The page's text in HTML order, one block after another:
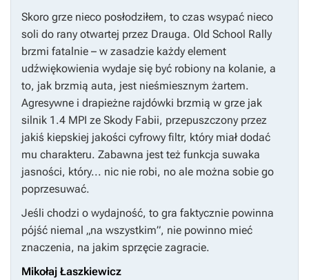
Skoro grze nieco posłodziłem, to czas wsypać nieco
soli do rany otwartej przez Drauga. Old School Rally
brzmi fatalnie – w zasadzie każdy element
udźwiękowienia wydaje się być robiony na kolanie, a
to, jak brzmią auta, jest nieśmiesznym żartem.
Agresywne i drapieżne rajdówki brzmią w grze jak
silnik 1.4 MPI ze Skody Fabii, przepuszczony przez
jakiś kiepskiej jakości cyfrowy filtr, który miał dodać
mu charakteru. Zabawna jest też funkcja suwaka
jasności, który... nic nie robi, no ale można sobie go
poprzesuwać.
Jeśli chodzi o wydajność, to gra faktycznie powinna
pójść niemal „na wszystkim”, nie powinno mieć
znaczenia, na jakim sprzęcie zagracie.
Mikołaj Łaszkiewicz